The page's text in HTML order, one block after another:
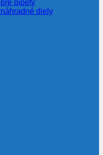
pipety
diely